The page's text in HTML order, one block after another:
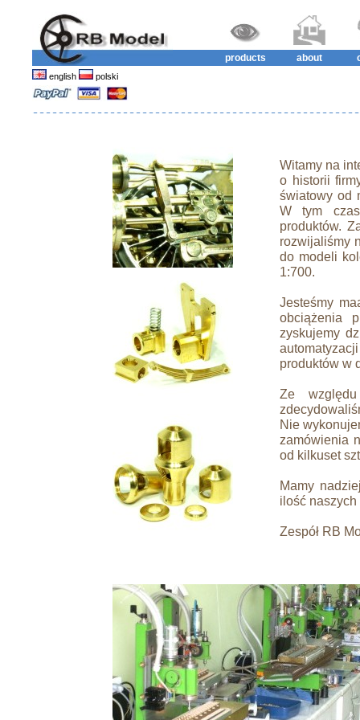
products about
english polski
Witamy na
o historii
światowy od
W tym
produktów.
rozwijaliśmy
do modeli
1:700.
Jesteśmy
obciążenia
zyskujemy
produktów w
Ze
Nie
zamówienia
od kilkuset
Mamy
ilość
Zespół RB